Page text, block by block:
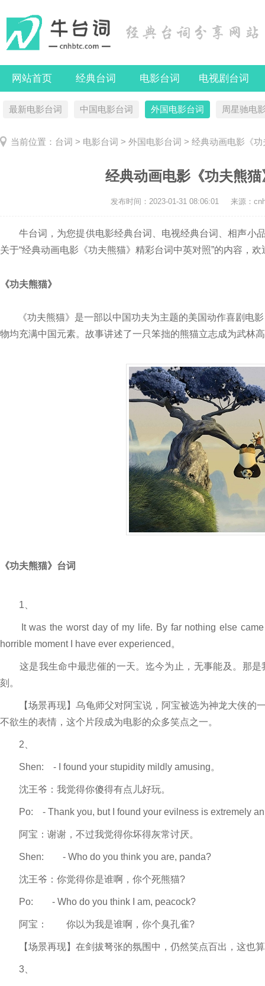
网站首页 经典台词 电影台词 电视剧台词
最新电影台词 中国电影台词 外国电影台词 周星驰电
当前位置： 台词 > 电影台词 > 外国电影台词 > 经典动画电影《
经典动画电影《功夫熊
发布时间： 2023-01-31 08:06:01 来源：
牛台词，为您提供电影经典台词、电视经典台词、相声小
关于“经典动画电影《功夫熊猫》精彩台词中英对照”的内容，
《功夫熊猫》
《功夫熊猫》是一部以中国功夫为主题的美国动作喜剧电
物均充满中国元素。故事讲述了一只笨拙的熊猫立志成为武林
《功夫熊猫》台词
1、
It was the worst day of my life. By far nothing else came
horrible moment I have ever experienced。
这是我生命中最悲催的一天。迄今为止，无事能及。那是
刻。
【场景再现】乌龟师父对阿宝说，阿宝被选为神龙大侠的
不欲生的表情，这个片段成为电影的众多笑点之一。
2、
Shen: - I found your stupidity mildly amusing。
沈王爷：我觉得你傻得有点儿好玩。
Po: - Thank you, but I found your evilness is extremely
阿宝：谢谢，不过我觉得你坏得灰常讨厌。
Shen: - Who do you think you are, panda?
沈王爷：你觉得你是谁啊，你个死熊猫?
Po: - Who do you think I am, peacock?
阿宝： 你以为我是谁啊，你个臭孔雀?
【场景再现】在剑拔弩张的氛围中，仍然笑点百出，这也
3、